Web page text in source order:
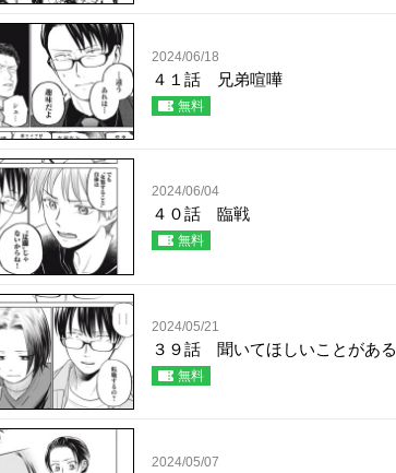
2024/06/18
４１話 兄弟喧嘩
無料
2024/06/04
４０話 臨戦
無料
2024/05/21
３９話 聞いてほしいことがある
無料
2024/05/07